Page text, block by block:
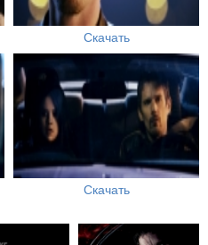
Скачать
Скачать